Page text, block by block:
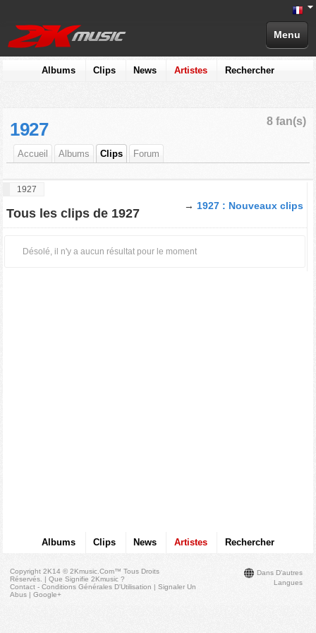
Menu
Albums Clips News Artistes Rechercher
8 fan(s)
1927
Accueil Albums Clips Forum
1927
→ 1927 : Nouveaux clips
Tous les clips de 1927
Désolé, il n'y a aucun résultat pour le moment
Albums Clips News Artistes Rechercher
Dans D'autres
Langues
Copyright 2K14 © 2Kmusic.com™Tous Droits
Réservés . |Que Signifie 2Kmusic ?
Contact - Conditions Générales D'Utilisation |Signaler Un
Abus |Google+